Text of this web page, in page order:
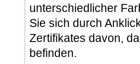
unterschiedlicher
Sie sich durch
Zertifikates davon,
befinden.